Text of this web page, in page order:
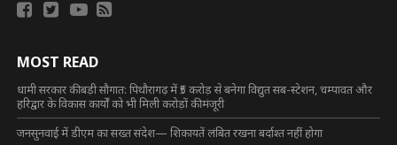
MOST READ
धामी सरकार की बड़ी सौगात: पिथौरागढ़ में ₹5 करोड़ से बनेगा विद्युत सब-स्टेशन, चम्पावत और
हरिद्वार के विकास कार्यों को भी मिली करोड़ों की मंजूरी
जनसुनवाई में डीएम का सख्त संदेश— शिकायतें लंबित रखना बर्दाश्त नहीं होगा